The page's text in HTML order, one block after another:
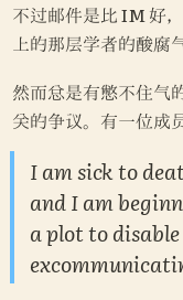
不过邮件是比 IM 好
上的那层学者的酸腐
然而总是有憋不住气
关的争议。有一位成
I am sick to
and I am
a plot to